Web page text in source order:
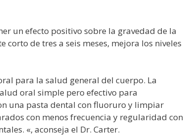
un efecto positivo sobre la gravedad de la
de tres a seis meses, mejora los niveles
para la salud general del cuerpo. La
oral simple pero efectivo para
una pasta dental con fluoruro y limpiar
con menos frecuencia y regularidad con
«, aconseja el Dr. Carter.